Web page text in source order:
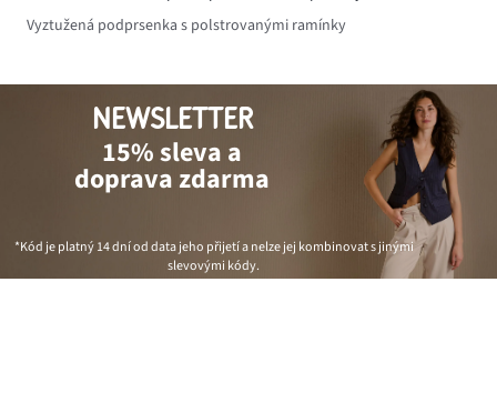
Vyztužená podprsenka s polstrovanými ramínky
NEWSLETTER
15% sleva a
doprava zdarma
*Kód je platný 14 dní od data jeho přijetí a nelze jej kombinovat s jinými
slevovými kódy.